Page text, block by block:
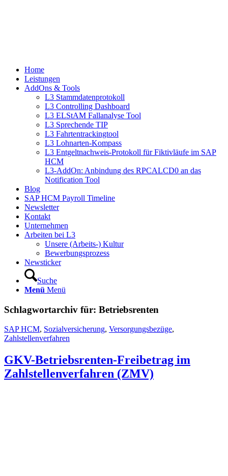
Home
Leistungen
AddOns & Tools
L3 Stammdatenprotokoll
L3 Controlling Dashboard
L3 ELStAM Fallanalyse Tool
L3 Sprechende TIP
L3 Fahrtentrackingtool
L3 Lohnarten-Kompass
L3 Entgeltnachweis-Protokoll für Fiktivläufe im SAP
HCM
L3-AddOn: Anbindung des RPCALCD0 an das
Notification Tool
Blog
SAP HCM Payroll Timeline
Newsletter
Kontakt
Unternehmen
Arbeiten bei L3
Unsere (Arbeits-) Kultur
Bewerbungsprozess
Newsticker
Suche
Menü Menü
Schlagwortarchiv für: Betriebsrenten
SAP HCM, Sozialversicherung, Versorgungsbezüge,
Zahlstellenverfahren
GKV-Betriebsrenten-Freibetrag im
Zahlstellenverfahren (ZMV)